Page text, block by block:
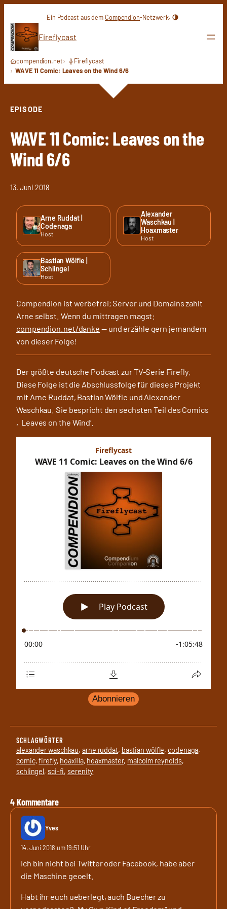
Inhalt
springen
Ein Podcast aus dem Compendion-Netzwerk.
Fireflycast
compendion.net
Fireflycast
WAVE 11 Comic: Leaves on the Wind 6/6
EPISODE
WAVE 11 Comic: Leaves on the
Wind 6/6
13. Juni 2018
Arne Ruddat |
Codenaga
Host
Alexander
Waschkau |
Hoaxmaster
Host
Bastian Wölfle |
Schlingel
Host
Compendion ist werbefrei; Server und Domains zahlt
Arne selbst. Wenn du mittragen magst:
compendion.net/danke — und erzähle gern jemandem
von dieser Folge!
Der größte deutsche Podcast zur TV-Serie Firefly.
Diese Folge ist die Abschlussfolge für dieses Projekt
mit Arne Ruddat, Bastian Wölfle und Alexander
Waschkau. Sie bespricht den sechsten Teil des Comics
‚Leaves on the Wind‘.
Abonnieren
SCHLAGWÖRTER
alexander waschkau, arne ruddat, bastian wölfle, codenaga
comic, firefly, hoaxilla, hoaxmaster, malcolm reynolds
schlingel, sci-fi, serenity
4 Kommentare
Yves
14. Juni 2018 um 19:51 Uhr
Ich bin nicht bei Twitter oder Facebook, habe aber
die Maschine geoelt.
Habt ihr euch ueberlegt, auch Buecher zu